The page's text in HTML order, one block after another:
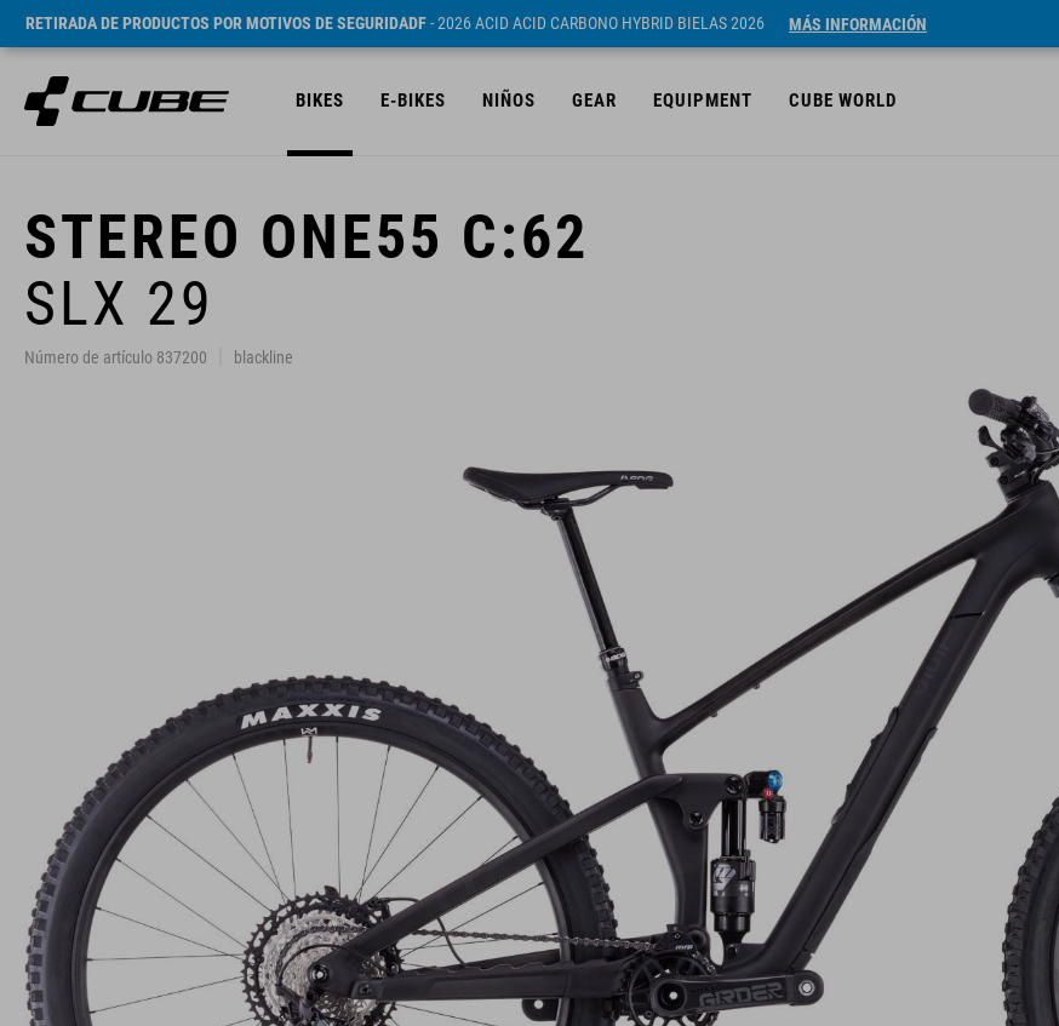
RETIRADA DE PRODUCTOS POR MOTIVOS DE SEGURIDADF- 2026 ACID ACID CARBONO HYBRID BIELAS 2026 MÁS INFORMACIÓN
BIKES E-BIKES NIÑOS GEAR EQUIPMENT CUBE WORLD
STEREO ONE55 C:62
SLX 29
Número de artículo 837200 blackline